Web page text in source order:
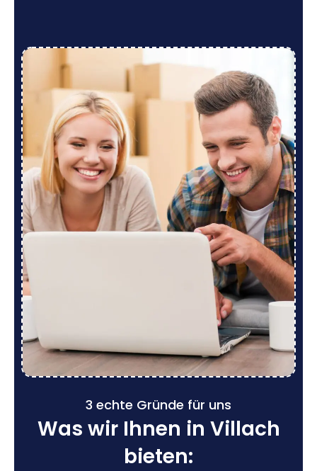
3 echte Gründe für uns
Was wir Ihnen in Villach
bieten: